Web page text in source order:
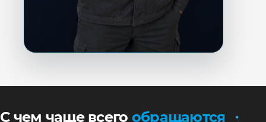
С чем чаще всего обращаются